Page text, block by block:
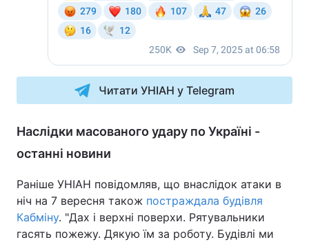
Читати УНІАН у Telegram
Наслідки масованого удару по Україні -
останні новини
Раніше УНІАН повідомляв, що внаслідок атаки в
ніч на 7 вересня також постраждала будівля
Кабміну. "Дах і верхні поверхи. Рятувальники
гасять пожежу. Дякую їм за роботу. Будівлі ми